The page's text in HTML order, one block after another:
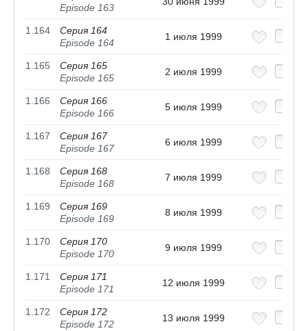
Episode 163
1.164
Серия 164
Episode 164
1 июля 1999
1.165
Серия 165
Episode 165
2 июля 1999
1.166
Серия 166
Episode 166
5 июля 1999
1.167
Серия 167
Episode 167
6 июля 1999
1.168
Серия 168
Episode 168
7 июля 1999
1.169
Серия 169
Episode 169
8 июля 1999
1.170
Серия 170
Episode 170
9 июля 1999
1.171
Серия 171
Episode 171
12 июля 1999
1.172
Серия 172
Episode 172
13 июля 1999